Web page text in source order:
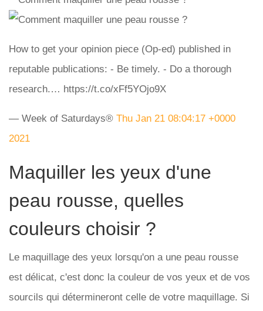
How to get your opinion piece (Op-ed) published in
reputable publications: - Be timely. - Do a thorough
research.… https://t.co/xFf5YOjo9X
— Week of Saturdays®️ Thu Jan 21 08:04:17 +0000
2021
Maquiller les yeux d'une
peau rousse, quelles
couleurs choisir ?
Le maquillage des yeux lorsqu'on a une peau rousse
est délicat, c'est donc la couleur de vos yeux et de vos
sourcils qui détermineront celle de votre maquillage. Si